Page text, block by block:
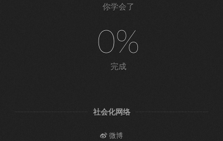
你学会了
0%
完成
社会化网络
微博